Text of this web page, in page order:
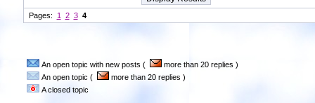
Pages: 1 2 3 4
An open topic with new posts (
more than 20 replies )
An open topic (
more than 20 replies )
A closed topic